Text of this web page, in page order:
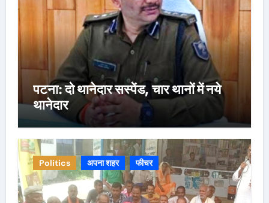
पटना: दो थानेदार सस्पेंड, चार थानों में नये
थानेदार
Politics अपना शहर फीचर